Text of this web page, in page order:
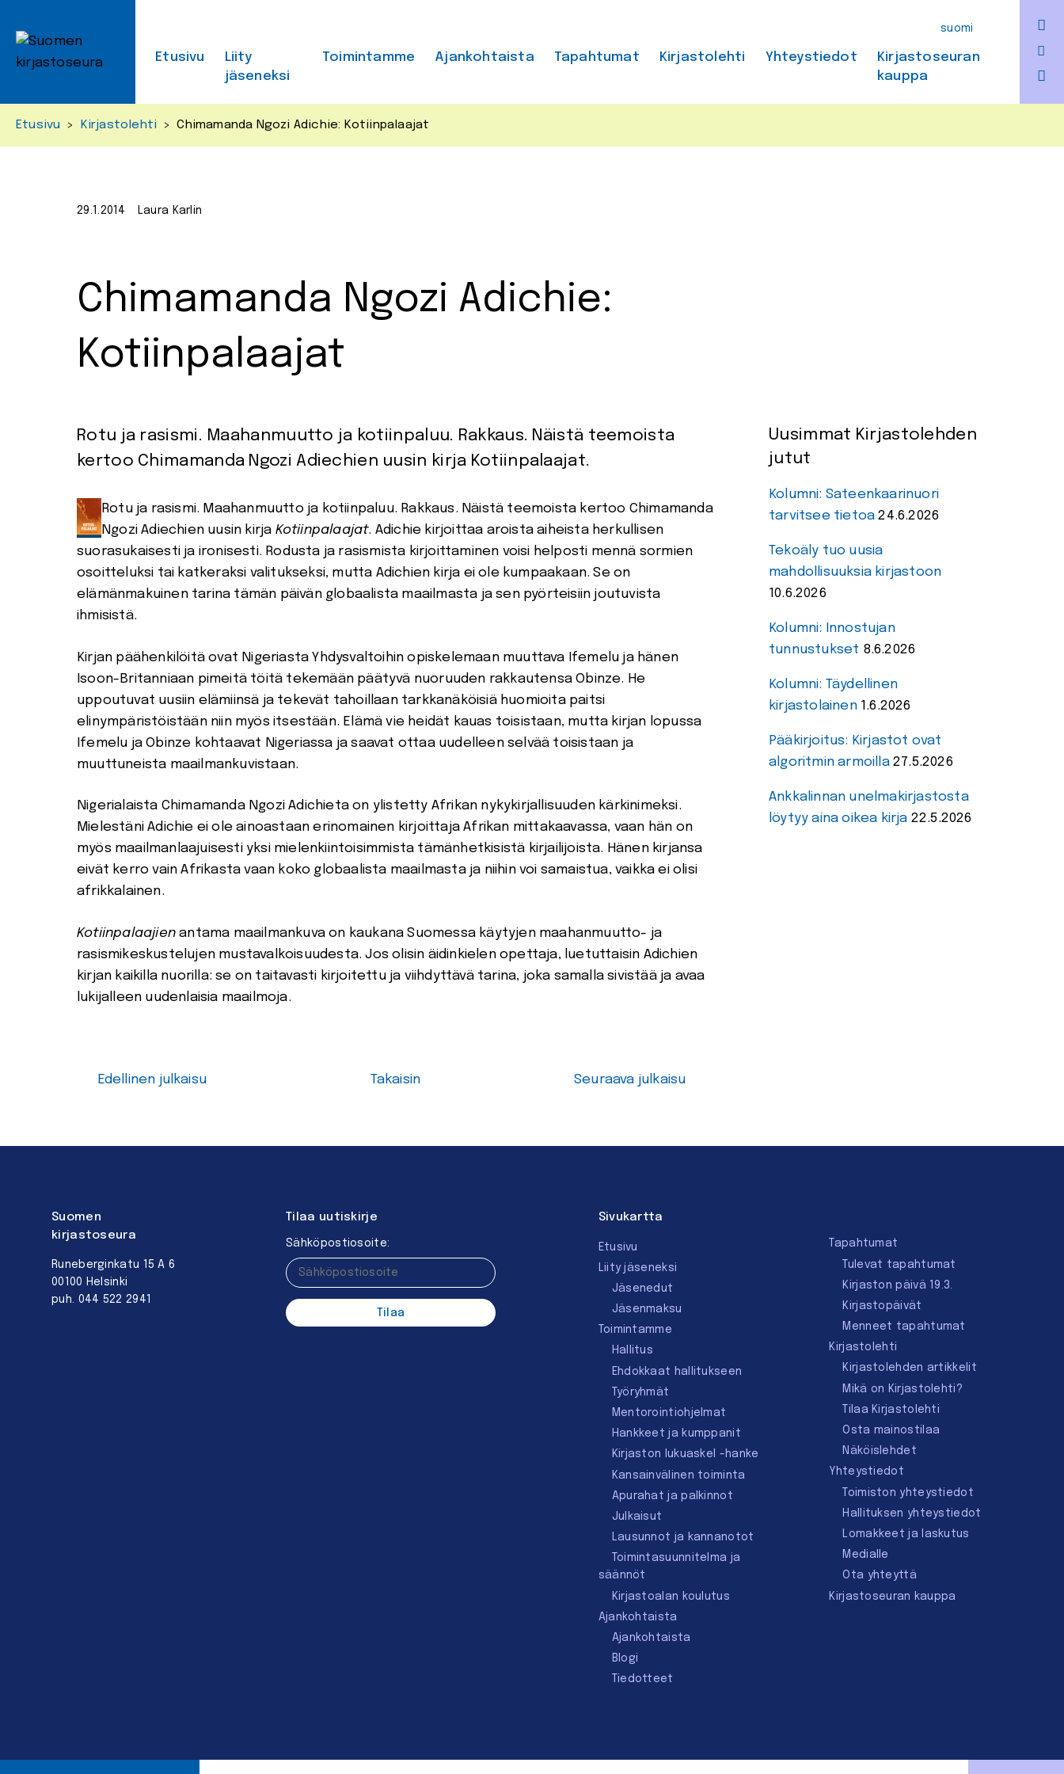
suomi
Etusivu
Liity
jäseneksi
Toimintamme Ajankohtaista Tapahtumat Kirjastolehti Yhteystiedot
Kirjastoseuran
kauppa
Etusivu > Kirjastolehti > Chimamanda Ngozi Adichie: Kotiinpalaajat
29.1.2014 Laura Karlin
Chimamanda Ngozi Adichie:
Kotiinpalaajat
Rotu ja rasismi. Maahanmuutto ja kotiinpaluu. Rakkaus. Näistä teemoista
kertoo Chimamanda Ngozi Adiechien uusin kirja Kotiinpalaajat.
Rotu ja rasismi. Maahanmuutto ja kotiinpaluu. Rakkaus. Näistä teemoista kertoo Chimamanda
Ngozi Adiechien uusin kirja Kotiinpalaajat. Adichie kirjoittaa aroista aiheista herkullisen
suorasukaisesti ja ironisesti. Rodusta ja rasismista kirjoittaminen voisi helposti mennä sormien
osoitteluksi tai katkeraksi valitukseksi, mutta Adichien kirja ei ole kumpaakaan. Se on
elämänmakuinen tarina tämän päivän globaalista maailmasta ja sen pyörteisiin joutuvista
ihmisistä.
Kirjan päähenkilöitä ovat Nigeriasta Yhdysvaltoihin opiskelemaan muuttava Ifemelu ja hänen
Isoon-Britanniaan pimeitä töitä tekemään päätyvä nuoruuden rakkautensa Obinze. He
uppoutuvat uusiin elämiinsä ja tekevät tahoillaan tarkkanäköisiä huomioita paitsi
elinympäristöistään niin myös itsestään. Elämä vie heidät kauas toisistaan, mutta kirjan lopussa
Ifemelu ja Obinze kohtaavat Nigeriassa ja saavat ottaa uudelleen selvää toisistaan ja
muuttuneista maailmankuvistaan.
Nigerialaista Chimamanda Ngozi Adichieta on ylistetty Afrikan nykykirjallisuuden kärkinimeksi.
Mielestäni Adichie ei ole ainoastaan erinomainen kirjoittaja Afrikan mittakaavassa, vaan hän on
myös maailmanlaajuisesti yksi mielenkiintoisimmista tämänhetkisistä kirjailijoista. Hänen kirjansa
eivät kerro vain Afrikasta vaan koko globaalista maailmasta ja niihin voi samaistua, vaikka ei olisi
afrikkalainen.
Kotiinpalaajien antama maailmankuva on kaukana Suomessa käytyjen maahanmuutto- ja
rasismikeskustelujen mustavalkoisuudesta. Jos olisin äidinkielen opettaja, luetuttaisin Adichien
kirjan kaikilla nuorilla: se on taitavasti kirjoitettu ja viihdyttävä tarina, joka samalla sivistää ja avaa
lukijalleen uudenlaisia maailmoja.
Edellinen julkaisu Takaisin Seuraava julkaisu
Uusimmat Kirjastolehden
jutut
Kolumni: Sateenkaarinuori
tarvitsee tietoa 24.6.2026
Tekoäly tuo uusia
mahdollisuuksia kirjastoon
10.6.2026
Kolumni: Innostujan
tunnustukset 8.6.2026
Kolumni: Täydellinen
kirjastolainen 1.6.2026
Pääkirjoitus: Kirjastot ovat
algoritmin armoilla 27.5.2026
Ankkalinnan unelmakirjastosta
löytyy aina oikea kirja 22.5.2026
Suomen
kirjastoseura
Runeberginkatu 15 A 6
00100 Helsinki
puh. 044 522 2941
Tilaa uutiskirje
Sähköpostiosoite:
Sivukartta
Etusivu
Liity jäseneksi
Jäsenedut
Jäsenmaksu
Toimintamme
Hallitus
Ehdokkaat hallitukseen
Työryhmät
Mentorointi­ohjelmat
Hankkeet ja kumppanit
Kirjaston lukuaskel -hanke
Kansainvälinen toiminta
Apurahat ja palkinnot
Julkaisut
Lausunnot ja kannanotot
Toimintasuunnitelma ja
säännöt
Kirjastoalan koulutus
Ajankohtaista
Ajankohtaista
Blogi
Tiedotteet
Tapahtumat
Tulevat tapahtumat
Kirjaston päivä 19.3.
Kirjastopäivät
Menneet tapahtumat
Kirjastolehti
Kirjastolehden artikkelit
Mikä on Kirjastolehti?
Tilaa Kirjastolehti
Osta mainostilaa
Näköislehdet
Yhteystiedot
Toimiston yhteystiedot
Hallituksen yhteystiedot
Lomakkeet ja laskutus
Medialle
Ota yhteyttä
Kirjastoseuran kauppa